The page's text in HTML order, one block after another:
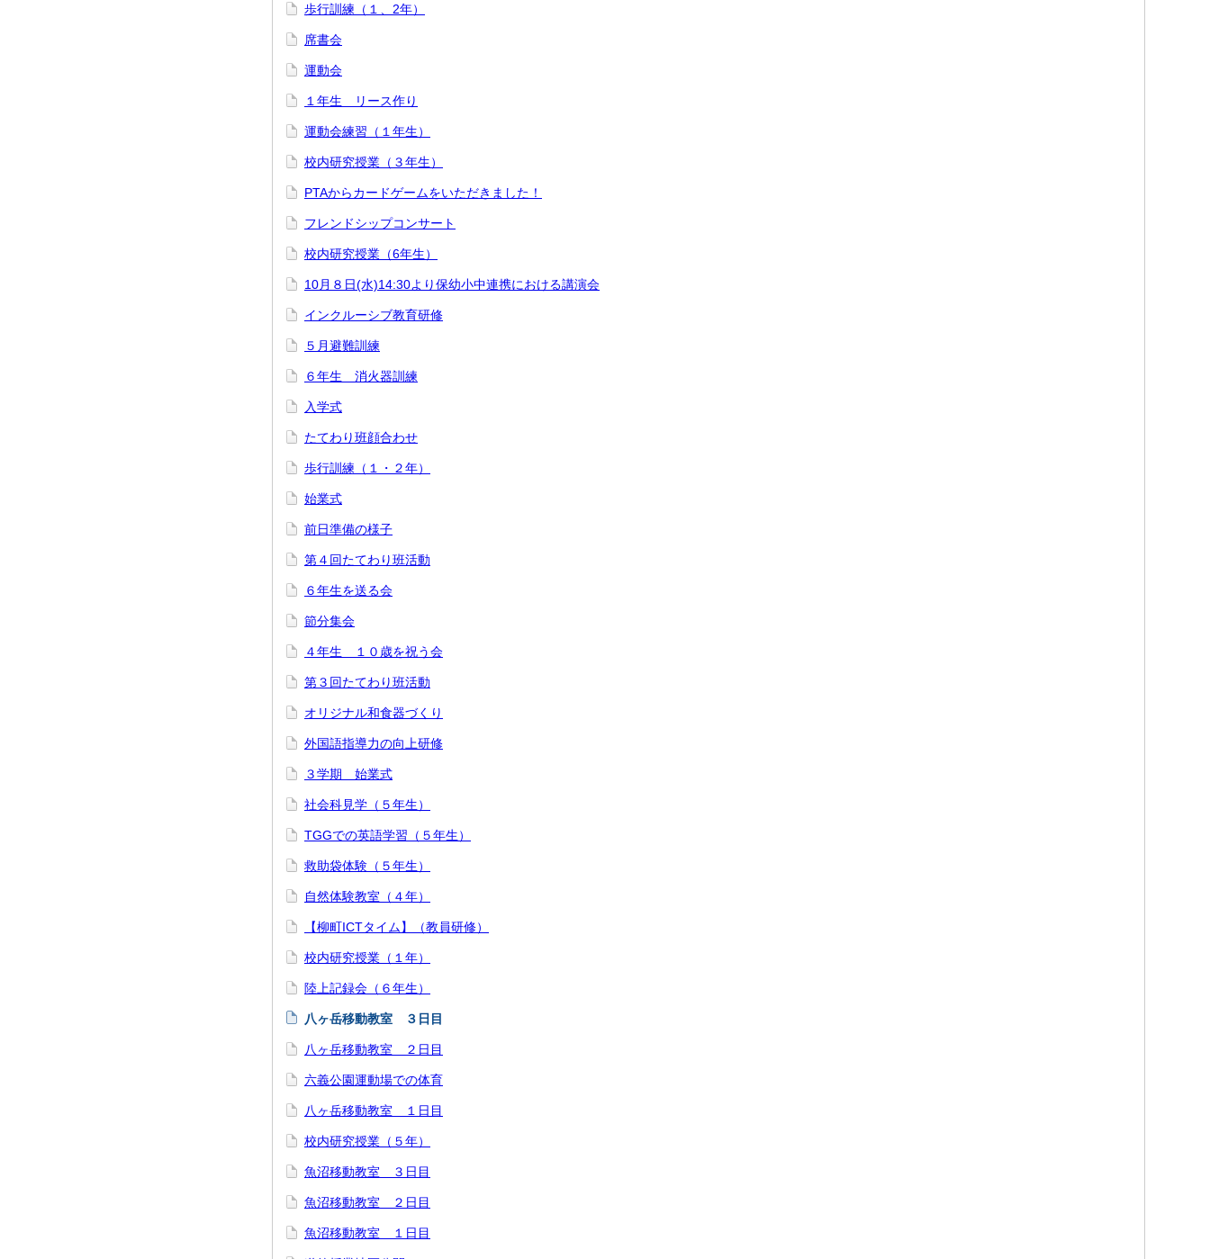
歩行訓練（１、2年）
席書会
運動会
１年生 リース作り
運動会練習（１年生）
校内研究授業（３年生）
PTAからカードゲームをいただきました！
フレンドシップコンサート
校内研究授業（6年生）
10月８日(水)14:30より保幼小中連携における講演会
インクルーシブ教育研修
５月避難訓練
６年生 消火器訓練
入学式
たてわり班顔合わせ
歩行訓練（１・２年）
始業式
前日準備の様子
第４回たてわり班活動
６年生を送る会
節分集会
４年生 １０歳を祝う会
第３回たてわり班活動
オリジナル和食器づくり
外国語指導力の向上研修
３学期 始業式
社会科見学（５年生）
TGGでの英語学習（５年生）
救助袋体験（５年生）
自然体験教室（４年）
【柳町ICTタイム】（教員研修）
校内研究授業（１年）
陸上記録会（６年生）
八ヶ岳移動教室 ３日目
八ヶ岳移動教室 ２日目
六義公園運動場での体育
八ヶ岳移動教室 １日目
校内研究授業（５年）
魚沼移動教室 ３日目
魚沼移動教室 ２日目
魚沼移動教室 １日目